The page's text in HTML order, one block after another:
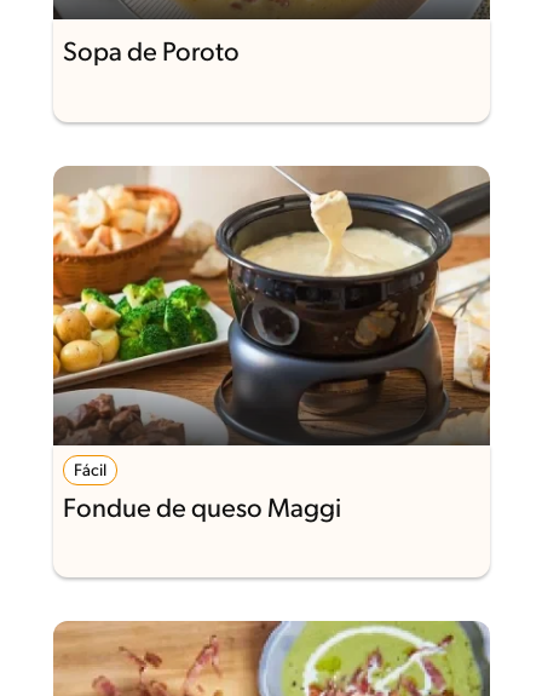
Sopa de Poroto
Fácil
Fondue de queso Maggi